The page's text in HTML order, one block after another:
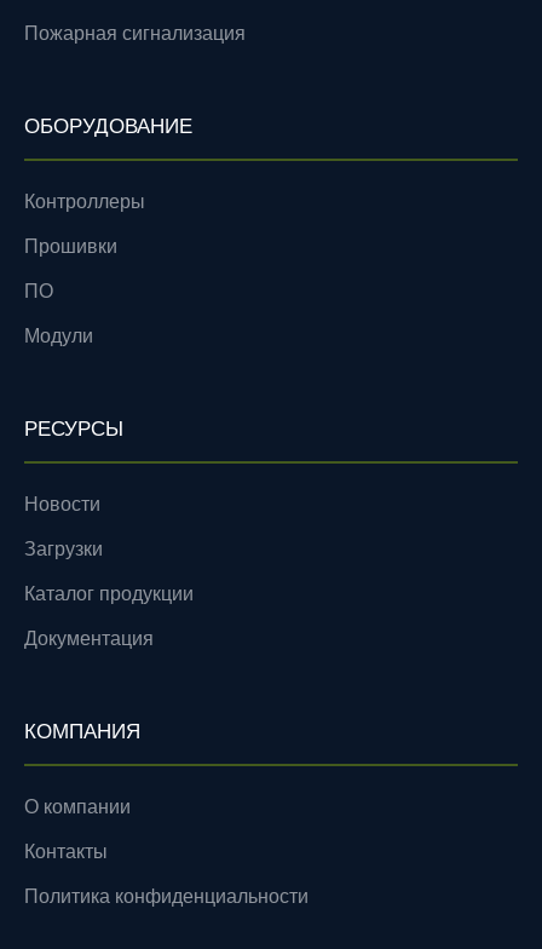
Пожарная сигнализация
ОБОРУДОВАНИЕ
Контроллеры
Прошивки
ПО
Модули
РЕСУРСЫ
Новости
Загрузки
Каталог продукции
Документация
КОМПАНИЯ
О компании
Контакты
Политика конфиденциальности